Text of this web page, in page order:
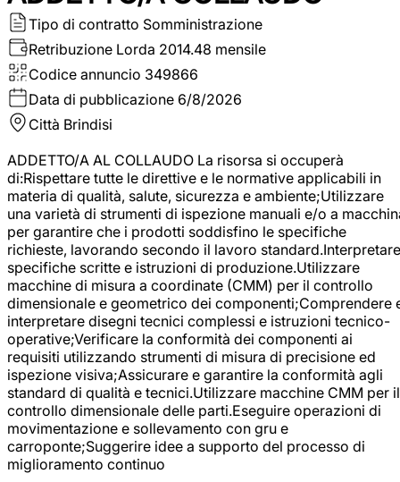
Tipo di contratto Somministrazione
Retribuzione Lorda 2014.48 mensile
Codice annuncio 349866
Data di pubblicazione 6/8/2026
Città Brindisi
ADDETTO/A AL COLLAUDO La risorsa si occuperà
di:Rispettare tutte le direttive e le normative applicabili in
materia di qualità, salute, sicurezza e ambiente;Utilizzare
una varietà di strumenti di ispezione manuali e/o a
per garantire che i prodotti soddisfino le specifiche
richieste, lavorando secondo il lavoro standard.Interpretare
specifiche scritte e istruzioni di produzione.Utilizzare
macchine di misura a coordinate (CMM) per il controllo
dimensionale e geometrico dei componenti;Comprendere
interpretare disegni tecnici complessi e istruzioni tecnico-
operative;Verificare la conformità dei componenti ai
requisiti utilizzando strumenti di misura di precisione ed
ispezione visiva;Assicurare e garantire la conformità agli
standard di qualità e tecnici.Utilizzare macchine CMM per il
controllo dimensionale delle parti.Eseguire operazioni di
movimentazione e sollevamento con gru e
carroponte;Suggerire idee a supporto del processo di
miglioramento continuo